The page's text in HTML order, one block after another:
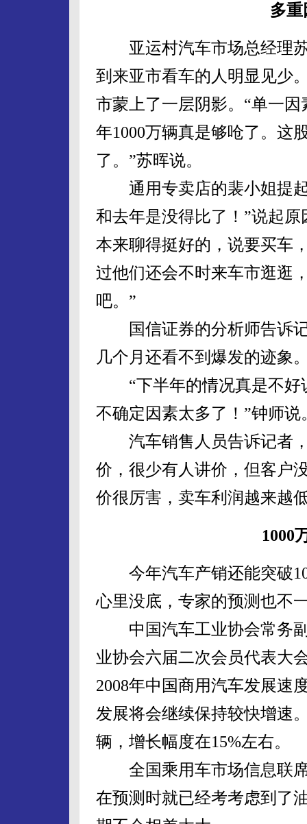
多
亚运村汽车市场总经理苏
到来亚市看车的人明显见少
市蒙上了一层阴影。“单一
年1000万辆真是够呛了。这
了。”苏晖说。
通用专卖店的裴小姐提起
和去年是没得比了！”说起
本来聊得挺好的，说要买车
过他们还会不时来车市逛逛
吧。”
国信证券的分析师告诉记
几个月还看不到爆发的迹象
“下半年的情况真是不好
不确定因素太多了！”钟师说
汽车销售人员告诉记者，
价，很少有人讲价，但客户
价很厉害，卖车利润越来越
1000
今年汽车产销还能突破
心里没底，专家的预测也不
中国汽车工业协会常务副
业协会六届二次会员代表大
2008年中国商用汽车发展速
发展将会继续保持较快增速
辆，增长幅度在15%左右。
全国乘用车市场信息联席
在预测时就已经考考虑到了